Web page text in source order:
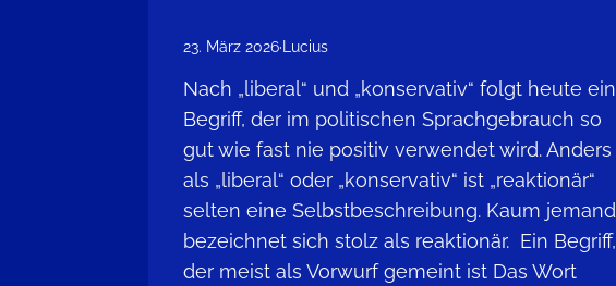
23. März 2026·Lucius
Nach „liberal“ und „konservativ“ folgt heute ein
Begriff, der im politischen Sprachgebrauch so
gut wie fast nie positiv verwendet wird. Anders
als „liberal“ oder „konservativ“ ist „reaktionär“
selten eine Selbstbeschreibung. Kaum jemand
bezeichnet sich stolz als reaktionär. Ein Begriff,
der meist als Vorwurf gemeint ist Das Wort